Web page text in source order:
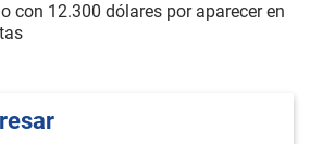
con 12.300 dólares por aparecer en